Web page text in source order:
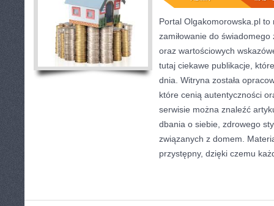
Portal Olgakomorowska.pl
zamiłowanie do
oraz wartościowych
tutaj ciekawe publikacje,
dnia. Witryna została
które cenią autentyczności
serwisie można znaleźć
dbania o siebie, zdrowego
związanych z domem.
przystępny, dzięki czemu